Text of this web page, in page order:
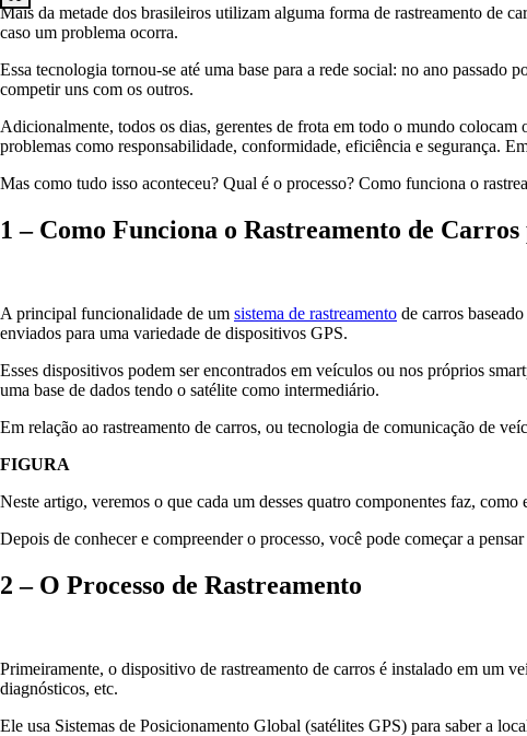
Mais da metade dos brasileiros utilizam alguma forma de rastreamento de
caso um problema ocorra.
Essa tecnologia tornou-se até uma base para a rede social: no ano passado
competir uns com os outros.
Adicionalmente, todos os dias, gerentes de frota em todo o mundo
problemas como responsabilidade, conformidade, eficiência e segurança.
Mas como tudo isso aconteceu? Qual é o processo? Como funciona o
1 – Como Funciona o Rastreamento de Carros
A principal funcionalidade de um sistema de rastreamento de carros
enviados para uma variedade de dispositivos GPS.
Esses dispositivos podem ser encontrados em veículos ou nos próprios
uma base de dados tendo o satélite como intermediário.
Em relação ao rastreamento de carros, ou tecnologia de comunicação de
FIGURA
Neste artigo, veremos o que cada um desses quatro componentes faz,
Depois de conhecer e compreender o processo, você pode começar a
2 – O Processo de Rastreamento
Primeiramente, o dispositivo de rastreamento de carros é instalado em um
diagnósticos, etc.
Ele usa Sistemas de Posicionamento Global (satélites GPS) para saber a